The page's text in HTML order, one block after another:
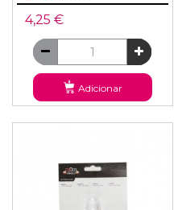
4,25 €
Adicionar